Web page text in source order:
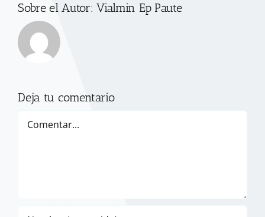
Sobre el Autor:Vialmin Ep Paute
Deja tu comentario